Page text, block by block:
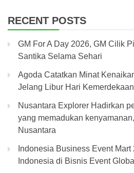
RECENT POSTS
GM For A Day 2026, GM Cilik
Santika Selama Sehari
Agoda Catatkan Minat
Jelang Libur Hari Kemerdekaan
Nusantara Explorer Hadirkan
yang memadukan
Nusantara
Indonesia Business Event
Indonesia di Bisnis Event Global